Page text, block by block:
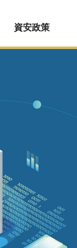
資安政策